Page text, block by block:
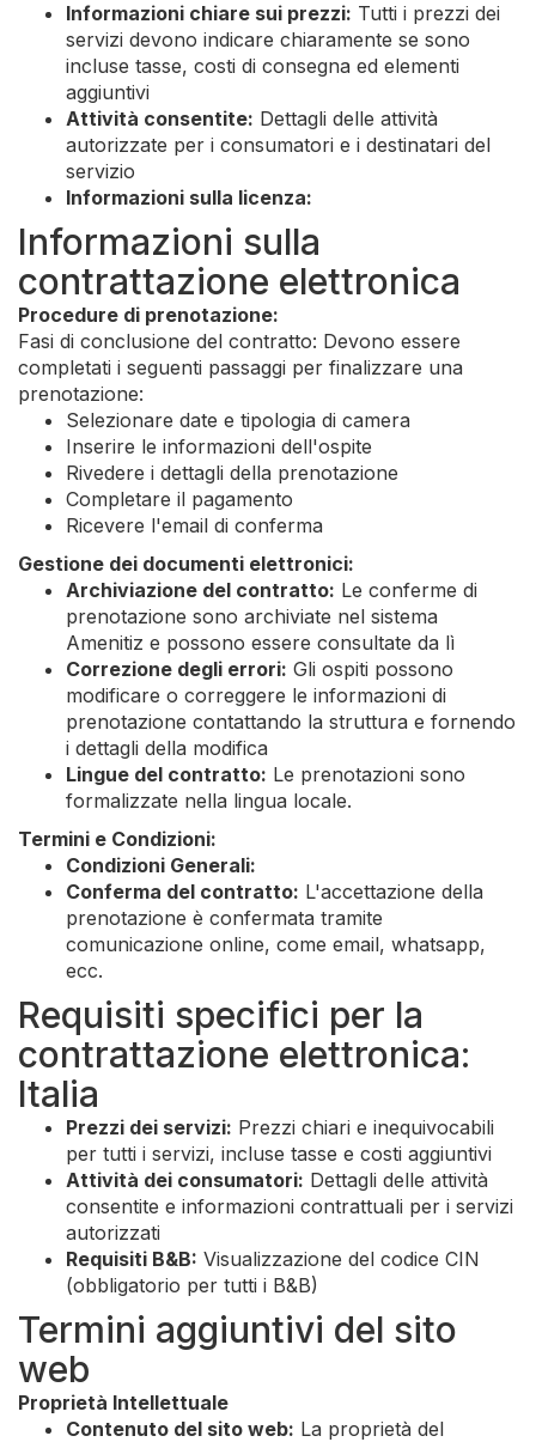
Informazioni chiare sui prezzi: Tutti i prezzi dei
servizi devono indicare chiaramente se sono
incluse tasse, costi di consegna ed elementi
aggiuntivi
Attività consentite: Dettagli delle attività
autorizzate per i consumatori e i destinatari del
servizio
Informazioni sulla licenza:
Informazioni sulla
contrattazione elettronica
Procedure di prenotazione:
Fasi di conclusione del contratto: Devono essere
completati i seguenti passaggi per finalizzare una
prenotazione:
Selezionare date e tipologia di camera
Inserire le informazioni dell'ospite
Rivedere i dettagli della prenotazione
Completare il pagamento
Ricevere l'email di conferma
Gestione dei documenti elettronici:
Archiviazione del contratto: Le conferme di
prenotazione sono archiviate nel sistema
Amenitiz e possono essere consultate da lì
Correzione degli errori: Gli ospiti possono
modificare o correggere le informazioni di
prenotazione contattando la struttura e fornendo
i dettagli della modifica
Lingue del contratto: Le prenotazioni sono
formalizzate nella lingua locale.
Termini e Condizioni:
Condizioni Generali:
Conferma del contratto: L'accettazione della
prenotazione è confermata tramite
comunicazione online, come email, whatsapp,
ecc.
Requisiti specifici per la
contrattazione elettronica:
Italia
Prezzi dei servizi: Prezzi chiari e inequivocabili
per tutti i servizi, incluse tasse e costi aggiuntivi
Attività dei consumatori: Dettagli delle attività
consentite e informazioni contrattuali per i servizi
autorizzati
Requisiti B&B: Visualizzazione del codice CIN
(obbligatorio per tutti i B&B)
Termini aggiuntivi del sito
web
Proprietà Intellettuale
Contenuto del sito web: La proprietà del